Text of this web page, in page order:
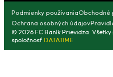
© 2026 FC Baník Prievidza.
spoločnosť DATATIME
Podmienky používaniaObchodné
Ochrana osobných údajov